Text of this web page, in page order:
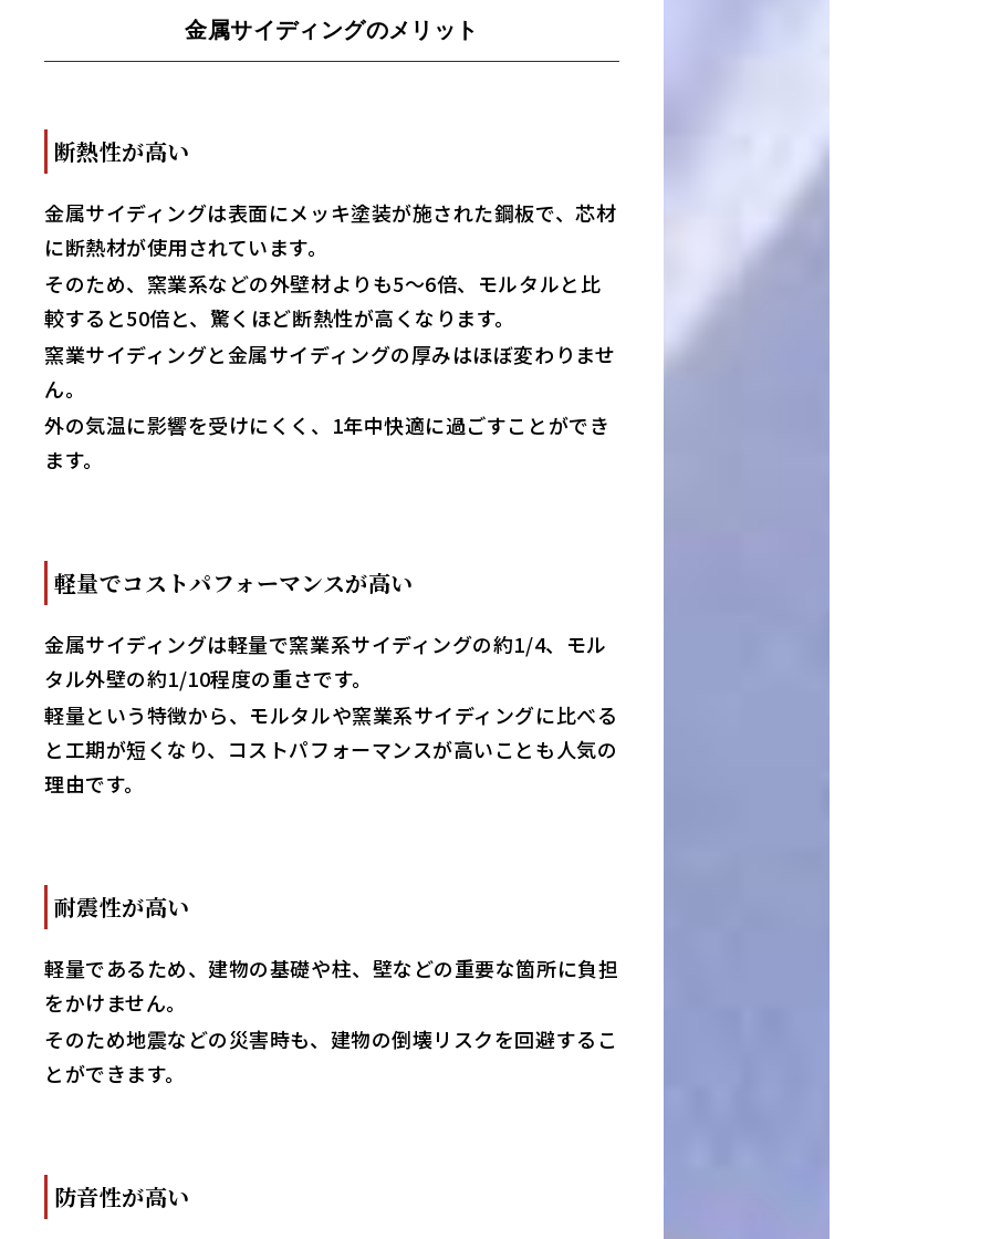
金属サイディングのメリット
断熱性が高い
金属サイディングは表面にメッキ塗装が施された鋼板で、芯材
に断熱材が使用されています。
そのため、​​窯業系などの外壁材よりも5〜6倍、モルタルと比
較すると50倍と、驚くほど断熱性が高くなります。
窯業サイディングと金属サイディングの厚みはほぼ変わりませ
ん。
外の気温に影響を受けにくく、1年中快適に過ごすことができ
ます。
軽量でコストパフォーマンスが高い
金属サイディングは軽量で窯業系サイディングの約1/4、モル
タル外壁の約1/10程度の重さです。
軽量という特徴から、モルタルや窯業系サイディングに比べる
と工期が短くなり、コストパフォーマンスが高いことも人気の
理由です。
耐震性が高い
軽量であるため、建物の基礎や柱、壁などの重要な箇所に負担
をかけません。
そのため地震などの災害時も、建物の倒壊リスクを回避するこ
とができます。
防音性が高い